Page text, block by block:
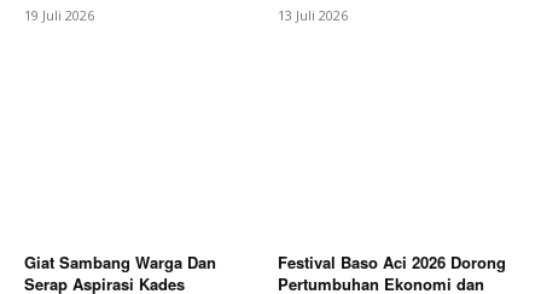
19 Juli 2026 13 Juli 2026
Giat Sambang Warga Dan
Serap Aspirasi Kades
Festival Baso Aci 2026 Dorong
Pertumbuhan Ekonomi dan